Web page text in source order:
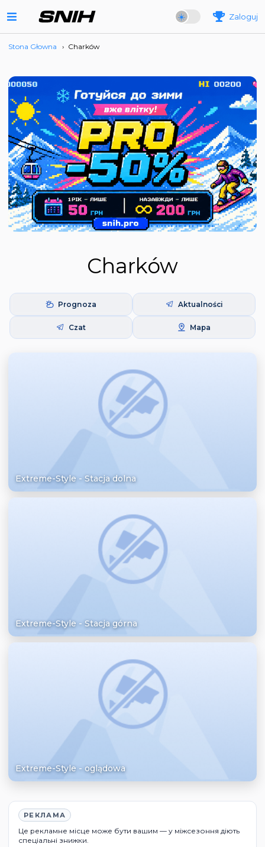
Zaloguj
Stona Głowna › Charków
Charków
Prognoza Aktualności
Czat Mapa
Extreme-Style - Stacja dolna
Extreme-Style - Stacja górna
Extreme-Style - oglądowa
РЕКЛАМА
Це рекламне місце може бути вашим — у міжсезоння діють
спеціальні знижки.